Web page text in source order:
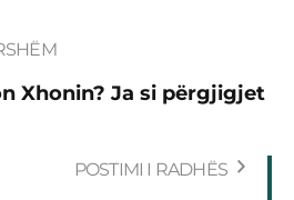
Xhonin? Ja si përgjigjet
POSTIMI I RADHËS